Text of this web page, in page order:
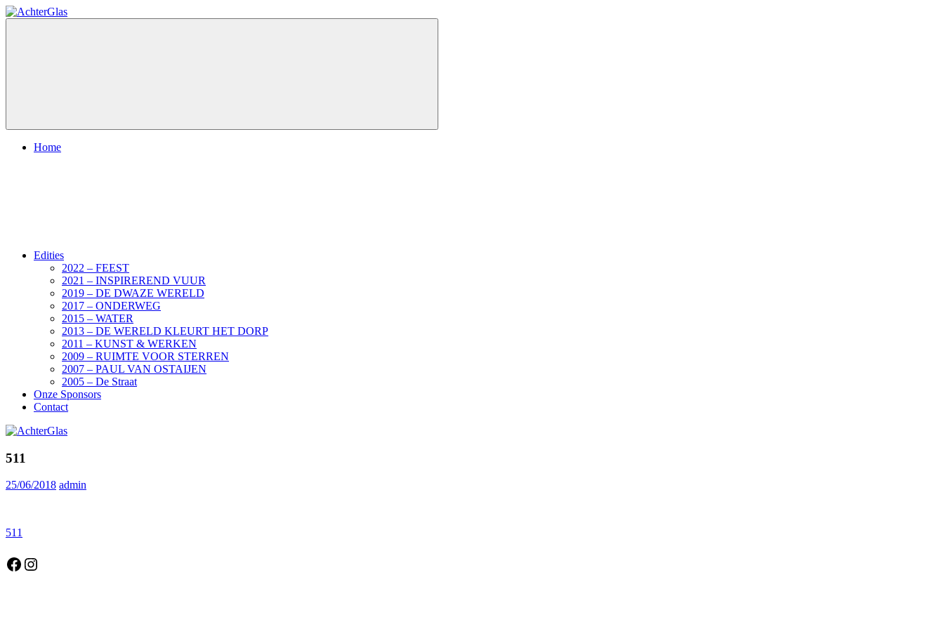
Ga
naar
Menu
Home
Edities
2022 – FEEST
2021 – INSPIREREND VUUR
2019 – DE DWAZE WERELD
2017 – ONDERWEG
2015 – WATER
2013 – DE WERELD KLEURT HET DORP
2011 – KUNST & WERKEN
2009 – RUIMTE VOOR STERREN
2007 – PAUL VAN OSTAIJEN
2005 – De Straat
Onze Sponsors
Contact
511
25/06/2018 admin
Bericht
navigatie
Vorige
511
Facebook
Instagram